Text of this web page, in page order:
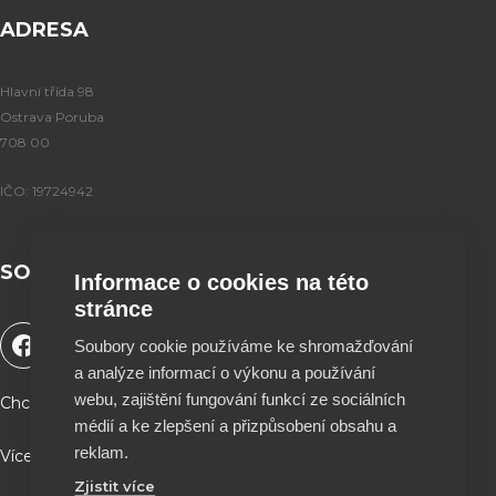
ADRESA
Hlavní třída 98
Ostrava Poruba
708 00
IČO: 19724942
SOCIÁLNÍ SÍTĚ
F
a
e
o
Y
o
u
t
u
b
i
k
t
o
k
I
n
s
t
a
Chceš podpořit naší tvorbu a být součástí projektu ?
Více info a QR kód najdeš na stránce O nás ♥
Informace o cookies na této
stránce
Soubory cookie používáme ke shromažďování
a analýze informací o výkonu a používání
webu, zajištění fungování funkcí ze sociálních
médií a ke zlepšení a přizpůsobení obsahu a
reklam.
Zjistit více